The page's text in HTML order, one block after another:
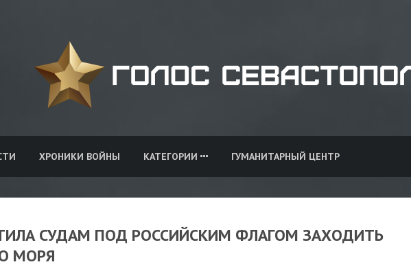
ХРОНИКИ ВОЙНЫ КАТЕГОРИИ ГУМАНИТАРНЫЙ ЦЕНТР
СУДАМ ПОД РОССИЙСКИМ ФЛАГОМ ЗАХОДИТЬ
МОРЯ